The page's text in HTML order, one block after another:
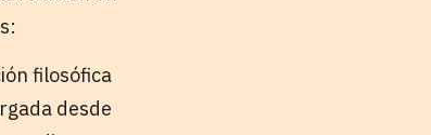
filosófica
desde